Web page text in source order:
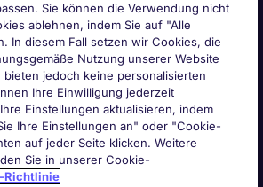
suchen
Sie können die Verwendung nicht
ablehnen, indem Sie auf "Alle
In diesem Fall setzen wir Cookies, die
Nutzung unserer Website
jedoch keine personalisierten
Ihre Einwilligung jederzeit
Einstellungen aktualisieren, indem
Ihre Einstellungen an" oder "Cookie-
auf jeder Seite klicken. Weitere
Sie in unserer Cookie-
Richtlinie